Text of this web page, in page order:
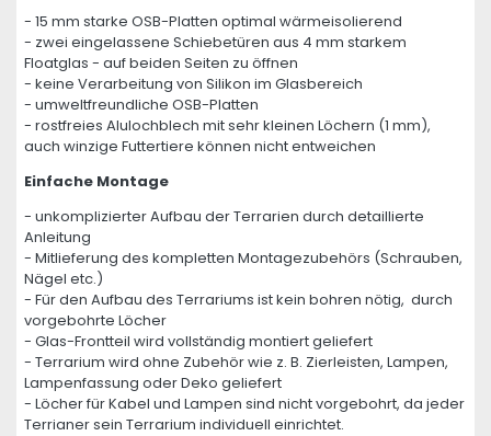
- 15 mm starke OSB-Platten optimal wärmeisolierend
- zwei eingelassene Schiebetüren aus 4 mm starkem
Floatglas - auf beiden Seiten zu öffnen
- keine Verarbeitung von Silikon im Glasbereich
- umweltfreundliche OSB-Platten
- rostfreies Alulochblech mit sehr kleinen Löchern (1 mm),
auch winzige Futtertiere können nicht entweichen
Einfache Montage
- unkomplizierter Aufbau der Terrarien durch detaillierte
Anleitung
- Mitlieferung des kompletten Montagezubehörs (Schrauben,
Nägel etc.)
- Für den Aufbau des Terrariums ist kein bohren nötig, durch
vorgebohrte Löcher
- Glas-Frontteil wird vollständig montiert geliefert
- Terrarium wird ohne Zubehör wie z. B. Zierleisten, Lampen,
Lampenfassung oder Deko geliefert
- Löcher für Kabel und Lampen sind nicht vorgebohrt, da jeder
Terrianer sein Terrarium individuell einrichtet.